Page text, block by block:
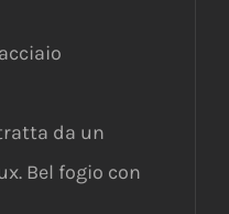
da un
Bel fogio con